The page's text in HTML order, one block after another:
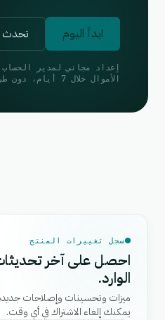
ابدأ اليوم تحدث
إعداد مجاني لمدير
الأموال خلال 7 أيام، دون طرح أي أسئلة
سجل تغييرات المنتج
الوارد.
ميزات وتحسينات وإصلاحات
يمكنك إلغاء الاشتراك في أي وقت.